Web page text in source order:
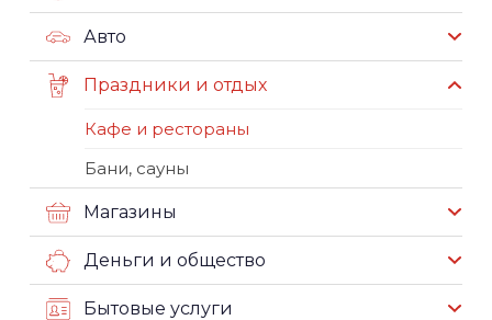
Авто
Праздники и отдых
Кафе и рестораны
Бани, сауны
Магазины
Деньги и общество
Бытовые услуги